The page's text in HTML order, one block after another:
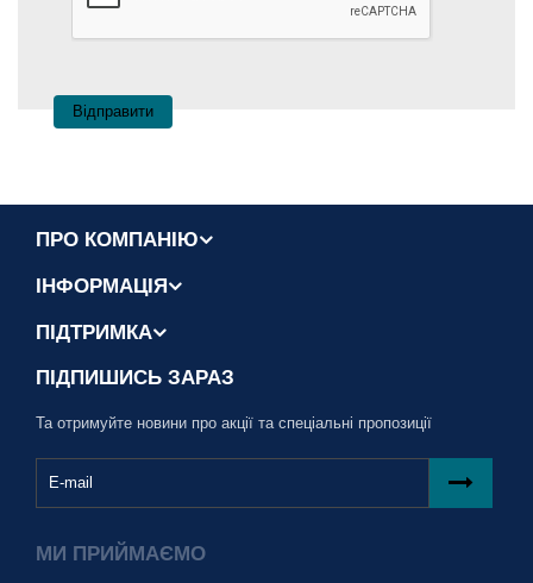
Відправити
ПРО КОМПАНІЮ
ІНФОРМАЦІЯ
ПІДТРИМКА
ПІДПИШИСЬ ЗАРАЗ
Та отримуйте новини про акції та спеціальні пропозиції
МИ ПРИЙМАЄМО